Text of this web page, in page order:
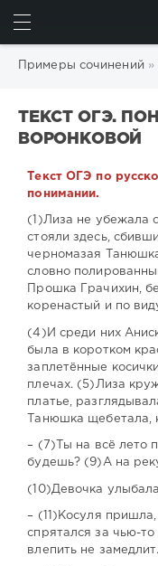
Примеры сочинений »
ТЕКСТ ОГЭ.
ВОРОНКОВОЙ
Текст ОГЭ по
понимании.
(1)Лиза не убежала
стояли здесь,
черномазая
словно
Прошка Грачихин,
коренастый и по
(4)И среди них
была в коротком
заплетённые
плечах. (5)Лиза
платье,
Танюшка щебетала,
– (7)Ты на всё лето
будешь? (9)А на
(10)Девочка
– (11)Косуля
спрятался за чью-
влепить не замедлит.